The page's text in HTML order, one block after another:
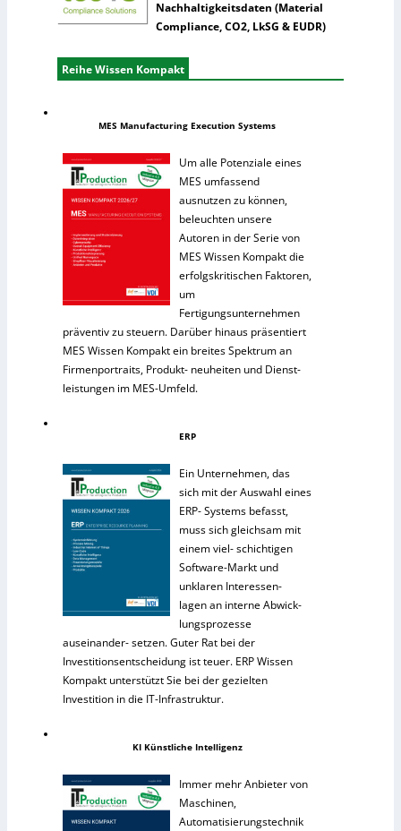
Nachhaltigkeitsdaten (Material
Compliance, CO2, LkSG & EUDR)
Reihe Wissen Kompakt
MES Manufacturing Execution Systems
Um alle Potenziale eines
MES umfassend
ausnutzen zu können,
beleuchten unsere
Autoren in der Serie von
MES Wissen Kompakt die
erfolgskritischen Faktoren,
um
Fertigungsunternehmen
präventiv zu steuern. Darüber hinaus präsentiert
MES Wissen Kompakt ein breites Spektrum an
Firmenportraits, Produkt- neuheiten und Dienst-
leistungen im MES-Umfeld.
ERP
Ein Unternehmen, das
sich mit der Auswahl eines
ERP- Systems befasst,
muss sich gleichsam mit
einem viel- schichtigen
Software-Markt und
unklaren Interessen-
lagen an interne Abwick-
lungsprozesse
auseinander- setzen. Guter Rat bei der
Investitionsentscheidung ist teuer. ERP Wissen
Kompakt unterstützt Sie bei der gezielten
Investition in die IT-Infrastruktur.
KI Künstliche Intelligenz
Immer mehr Anbieter von
Maschinen,
Automatisierungstechnik